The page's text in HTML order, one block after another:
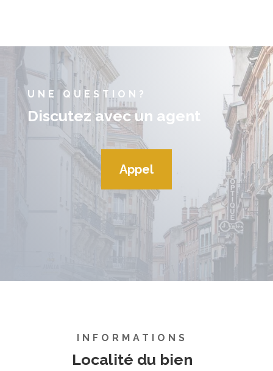
UNE QUESTION?
Discutez avec un agent
Appel
INFORMATIONS
Localité du bien